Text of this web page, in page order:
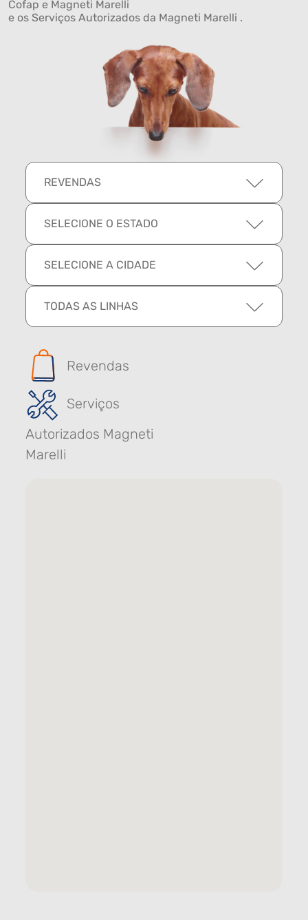
Cofap e Magneti Marelli
e os Serviços Autorizados da Magneti Marelli .
REVENDAS
SELECIONE O ESTADO
SELECIONE A CIDADE
TODAS AS LINHAS
Revendas
Serviços
Autorizados Magneti
Marelli